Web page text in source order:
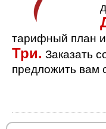
тарифный план
Три. Заказать
предложить вам